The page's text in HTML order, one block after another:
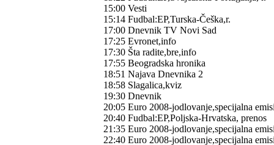
15:00 Vesti
15:14 Fudbal:EP,Turska-Češka,r.
17:00 Dnevnik TV Novi Sad
17:25 Evronet,info
17:30 Šta radite,bre,info
17:55 Beogradska hronika
18:51 Najava Dnevnika 2
18:58 Slagalica,kviz
19:30 Dnevnik
20:05 Euro 2008-jodlovanje,specijalna
20:40 Fudbal:EP,Poljska-Hrvatska, prenos
21:35 Euro 2008-jodlovanje,specijalna
22:40 Euro 2008-jodlovanje,specijalna